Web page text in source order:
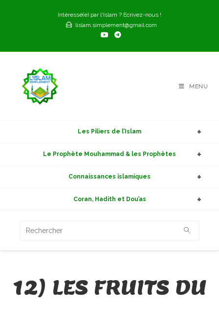
Intéressé(e) par l'Islam ? Ecrivez-nous !
lislam.simplement@gmail.com
MENU
Les Piliers de l’Islam
Le Prophète Mouhammad & les Prophètes
Connaissances islamiques
Coran, Hadith et Dou’as
12) LES FRUITS DU